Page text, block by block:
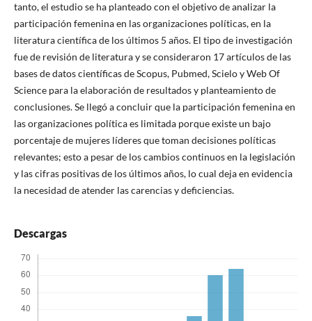
tanto, el estudio se ha planteado con el objetivo de analizar la
participación femenina en las organizaciones políticas, en la
literatura científica de los últimos 5 años. El tipo de investigación
fue de revisión de literatura y se consideraron 17 artículos de las
bases de datos científicas de Scopus, Pubmed, Scielo y Web Of
Science para la elaboración de resultados y planteamiento de
conclusiones. Se llegó a concluir que la participación femenina en
las organizaciones política es limitada porque existe un bajo
porcentaje de mujeres líderes que toman decisiones políticas
relevantes; esto a pesar de los cambios continuos en la legislación
y las cifras positivas de los últimos años, lo cual deja en evidencia
la necesidad de atender las carencias y deficiencias.
Descargas